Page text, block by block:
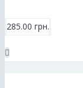
285.00 грн.